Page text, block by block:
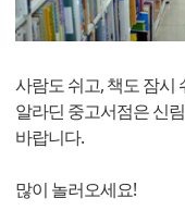
사람도 쉬고, 책도 잠시
알라딘 중고서점은 신
바랍니다.
많이 놀러오세요!